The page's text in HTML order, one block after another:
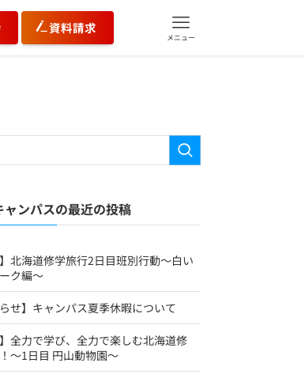
資料請求
メニュー
ャンパスの最近の投稿
】北海道修学旅行2日目班別行動～白い
ク編～
らせ】キャンパス夏季休暇について
】全力で学び、全力で楽しむ北海道修
〜1日目 円山動物園〜